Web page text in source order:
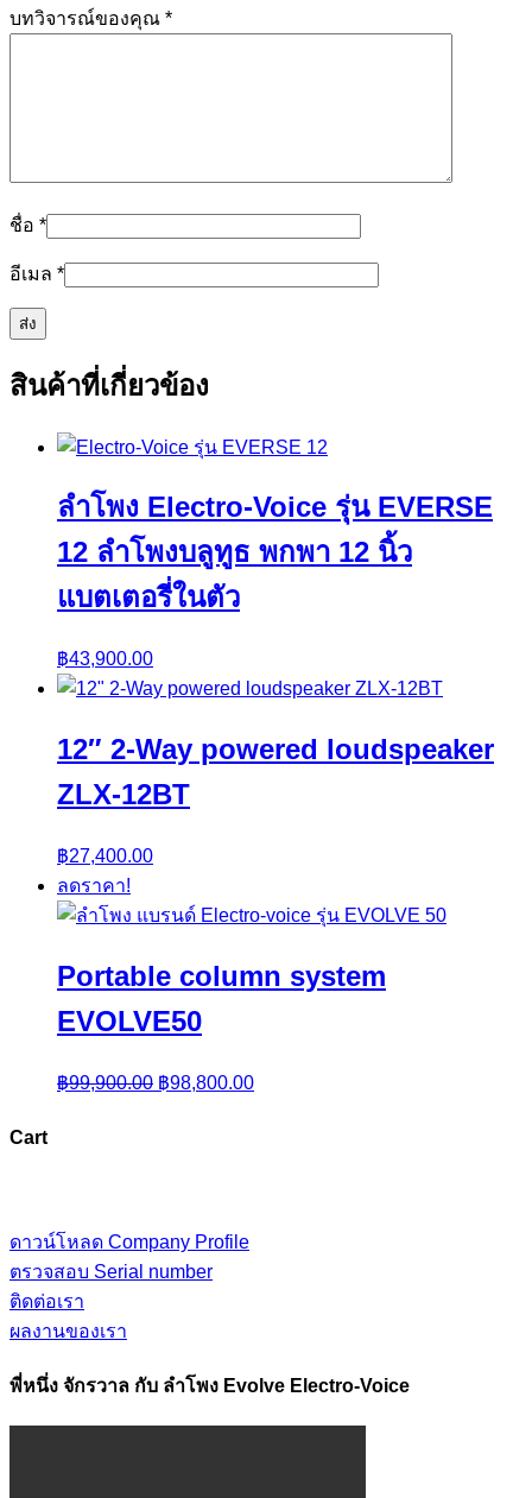
บทวิจารณ์ของคุณ *
ชื่อ *
อีเมล *
สินค้าที่เกี่ยวข้อง
ลำโพง Electro-Voice รุ่น EVERSE
12 ลำโพงบลูทูธ พกพา 12 นิ้ว
แบตเตอรี่ในตัว
฿43,900.00
12″ 2-Way powered loudspeaker
ZLX-12BT
฿27,400.00
ลดราคา!
Portable column system
EVOLVE50
฿99,900.00 Original
฿98,800.00Current
Cart
ดาวน์โหลด Company Profile
ตรวจสอบ Serial number
ติดต่อเรา
ผลงานของเรา
พี่หนึ่ง จักรวาล กับ ลำโพง Evolve Electro-Voice